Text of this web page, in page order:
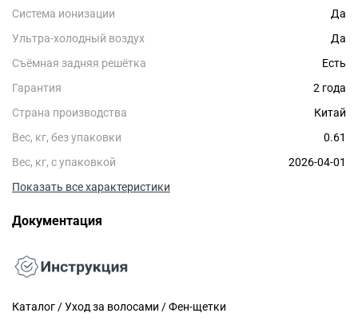
Система ионизации
Да
Ультра-холодный воздух
Да
Съёмная задняя решётка
Есть
Гарантия
2 года
Страна производства
Китай
Вес, кг, без упаковки
0.61
Вес, кг, с упаковкой
2026-04-01
Показать все характеристики
Документация
Каталог / Уход за волосами / Фен-щетки